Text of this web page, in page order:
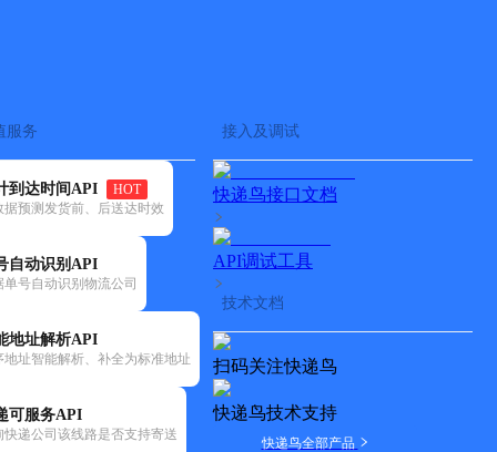
服务
到达时间API
HOT
据预测发货前、后送达时效
自动识别API
单号自动识别物流公司
地址解析API
地址智能解析、补全为标准地址
可服务API
快递公司该线路是否支持寄送
接入及调试
快递鸟接口文档
API调试工具
技术文档
扫码关注快递鸟
快递鸟技术支持
快递鸟全部产品